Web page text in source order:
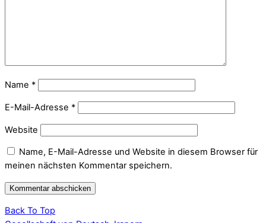
Name *
E-Mail-Adresse *
Website
Name, E-Mail-Adresse und Website in diesem Browser für
meinen nächsten Kommentar speichern.
Back To Top